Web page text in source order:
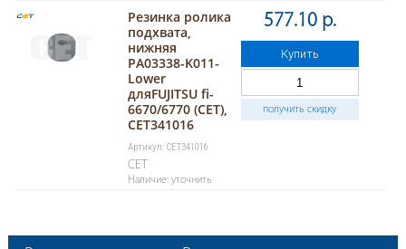
Резинка ролика
подхвата,
нижняя
PA03338-K011-
Lower
дляFUJITSU fi-
6670/6770 (CET),
CET341016
Артикул: CET341016
CET
Наличие: уточнить
577.10 р.
Купить
получить скидку